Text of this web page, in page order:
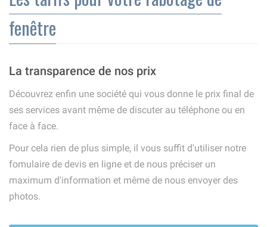
fenêtre
La transparence de nos prix
Découvrez enfin une société qui vous donne le prix final de
ses services avant même de discuter au téléphone ou en
face à face.
Pour cela rien de plus simple, il vous suffit d'utiliser notre
fomulaire de devis en ligne et de nous préciser un
maximum d'information et même de nous envoyer des
photos.